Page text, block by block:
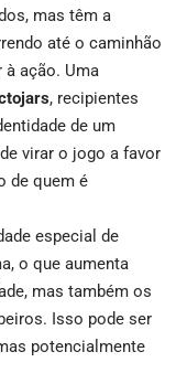
mas têm a
até o caminhão
à ação. Uma
, recipientes
de um
virar o jogo a favor
de quem é
especial de
o que aumenta
mas também os
Isso pode ser
potencialmente